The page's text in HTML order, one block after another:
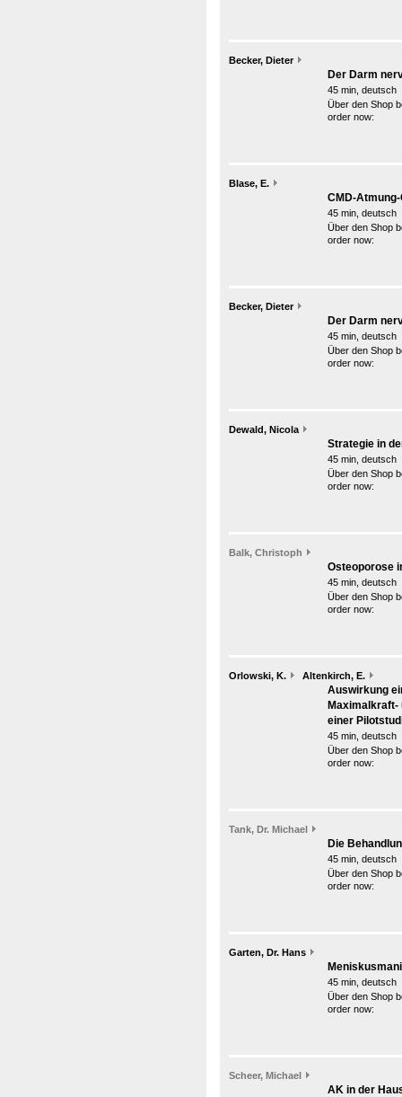
Becker, Dieter
Der Darm
45 min, deutsch
Über den Shop
order now:
Blase, E.
CMD-
45 min, deutsch
Über den Shop
order now:
Becker, Dieter
Der Darm
45 min, deutsch
Über den Shop
order now:
Dewald, Nicola
Strategie in
45 min, deutsch
Über den Shop
order now:
Balk, Christoph
Osteoporose
45 min, deutsch
Über den Shop
order now:
Orlowski, K. Altenkirch, E.
Auswirkung
Maximalkraft-
einer
45 min, deutsch
Über den Shop
order now:
Tank, Dr. Michael
Die
45 min, deutsch
Über den Shop
order now:
Garten, Dr. Hans
45 min, deutsch
Über den Shop
order now:
Scheer, Michael
AK in der